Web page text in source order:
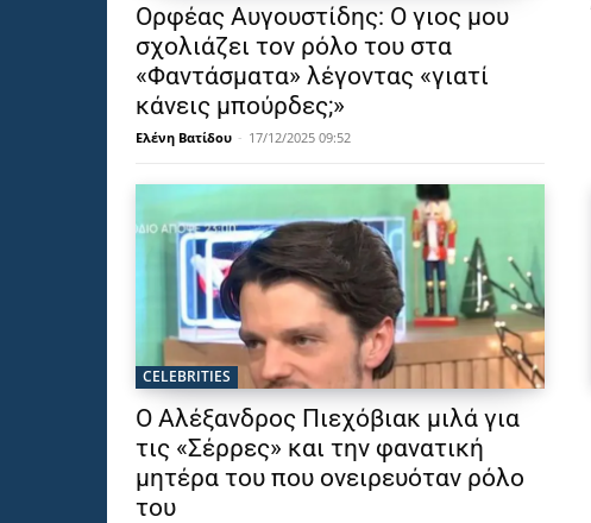
Ορφέας Αυγουστίδης: Ο γιος μου
σχολιάζει τον ρόλο του στα
«Φαντάσματα» λέγοντας «γιατί
κάνεις μπούρδες;»
Ελένη Βατίδου - 17/12/2025 09:52
CELEBRITIES
Ο Αλέξανδρος Πιεχόβιακ μιλά για
τις «Σέρρες» και την φανατική
μητέρα του που ονειρευόταν ρόλο
του